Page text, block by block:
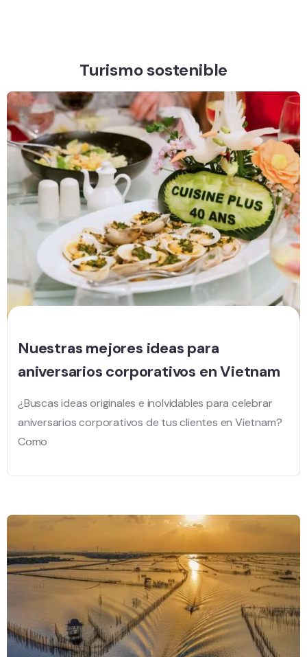
Turismo sostenible
Nuestras mejores ideas para
aniversarios corporativos en Vietnam
¿Buscas ideas originales e inolvidables para celebrar
aniversarios corporativos de tus clientes en Vietnam?
Como